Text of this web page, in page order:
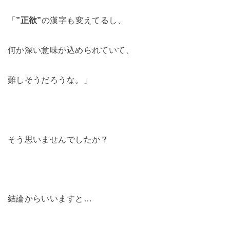
「”正欲”の漢字も変えてるし、
何か深い意味が込められていて、
難しそうだろうな。」
そう思いませんでしたか？
結論からいいますと…